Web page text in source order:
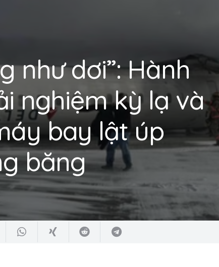
như dơi”: Hành
nghiệm kỳ lạ và
bay lật úp
băng